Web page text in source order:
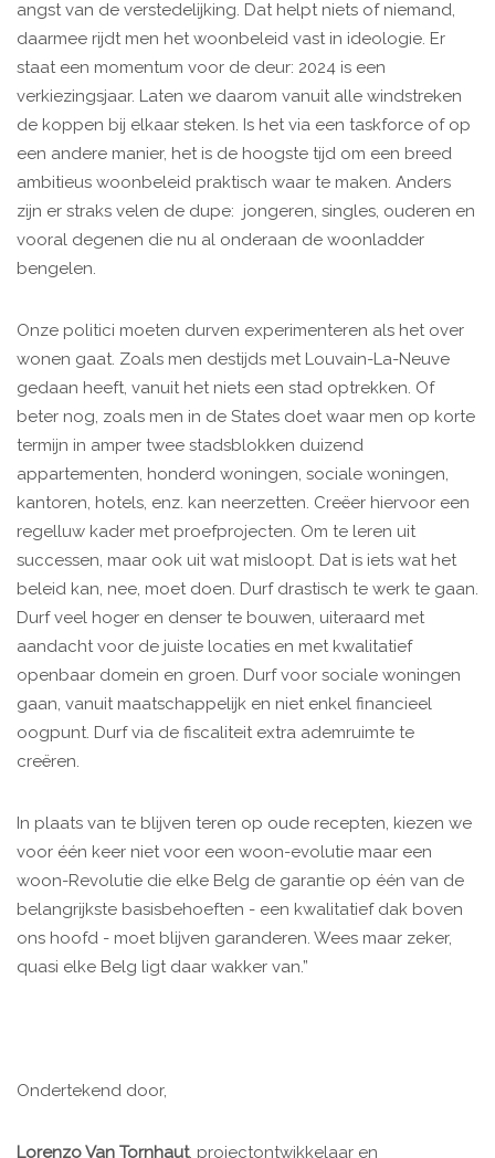
angst van de verstedelijking. Dat helpt niets of niemand,
daarmee rijdt men het woonbeleid vast in ideologie. Er
staat een momentum voor de deur: 2024 is een
verkiezingsjaar. Laten we daarom vanuit alle windstreken
de koppen bij elkaar steken. Is het via een taskforce of op
een andere manier, het is de hoogste tijd om een breed
ambitieus woonbeleid praktisch waar te maken. Anders
zijn er straks velen de dupe: ​ jongeren, singles, ouderen en
vooral degenen die nu al onderaan de woonladder
bengelen.
Onze politici moeten durven experimenteren als het over
wonen gaat. Zoals men destijds met Louvain-La-Neuve
gedaan heeft, vanuit het niets een stad optrekken. Of
beter nog, zoals men in de States doet waar men op korte
termijn in amper twee stadsblokken duizend
appartementen, honderd woningen, sociale woningen,
kantoren, hotels, enz. kan neerzetten. Creëer hiervoor een
regelluw kader met proefprojecten. Om te leren uit
successen, maar ook uit wat misloopt. Dat is iets wat het
beleid kan, nee, moet doen. Durf drastisch te werk te gaan.
Durf veel hoger en denser te bouwen, uiteraard met
aandacht voor de juiste locaties en met kwalitatief
openbaar domein en groen. Durf voor sociale woningen
gaan, vanuit maatschappelijk en niet enkel financieel
oogpunt. Durf via de fiscaliteit extra ademruimte te
creëren.
In plaats van te blijven teren op oude recepten, kiezen we
voor één keer niet voor een woon-evolutie maar een
woon-Revolutie die elke Belg de garantie op één van de
belangrijkste basisbehoeften - een kwalitatief dak boven
ons hoofd - moet blijven garanderen. Wees maar zeker,
quasi elke Belg ligt daar wakker van.”
Ondertekend door,
Lorenzo Van Tornhaut, projectontwikkelaar en